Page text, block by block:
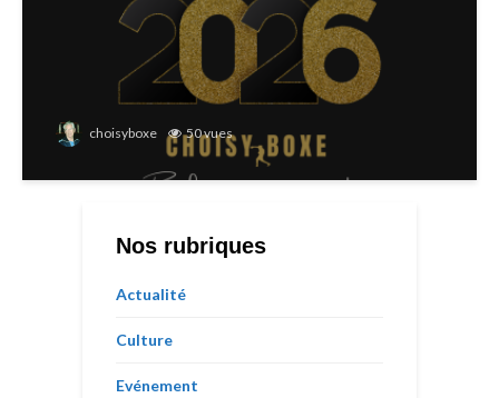
choisyboxe 50 vues
Nos rubriques
Actualité
Culture
Evénement